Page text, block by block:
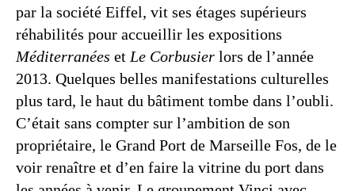
par la société Eiffel, vit ses étages supérieurs
réhabilités pour accueillir les expositions
Méditerranées et Le Corbusier lors de l’année
2013. Quelques belles manifestations culturelles
plus tard, le haut du bâtiment tombe dans l’oubli.
C’était sans compter sur l’ambition de son
propriétaire, le Grand Port de Marseille Fos, de le
voir renaître et d’en faire la vitrine du port dans